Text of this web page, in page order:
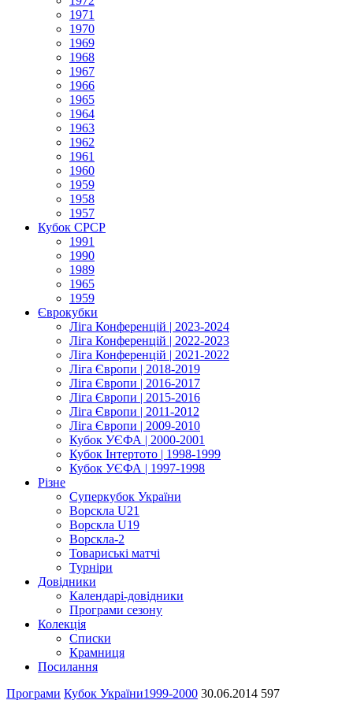
1971
1970
1969
1968
1967
1966
1965
1964
1963
1962
1961
1960
1959
1958
1957
Кубок СРСР
1991
1990
1989
1965
1959
Єврокубки
Ліга Конференцій | 2023-2024
Ліга Конференцій | 2022-2023
Ліга Конференцій | 2021-2022
Ліга Європи | 2018-2019
Ліга Європи | 2016-2017
Ліга Європи | 2015-2016
Ліга Європи | 2011-2012
Ліга Європи | 2009-2010
Кубок УЄФА | 2000-2001
Кубок Інтертото | 1998-1999
Кубок УЄФА | 1997-1998
Різне
Суперкубок України
Ворскла U21
Ворскла U19
Ворскла-2
Товариські матчі
Турніри
Довідники
Календарі-довідники
Програми сезону
Колекція
Списки
Крамниця
Посилання
Програми Кубок України1999-2000 30.06.2014 597